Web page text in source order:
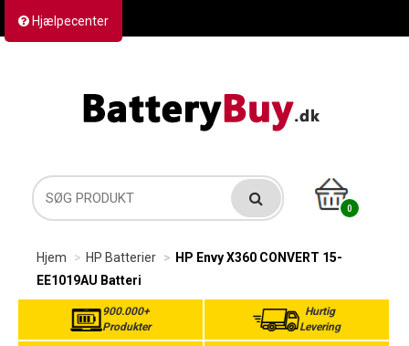
Hjælpecenter
0
Hjem HP Batterier
HP Envy X360 CONVERT 15-
EE1019AU Batteri
900.000+
Produkter
Hurtig
Levering